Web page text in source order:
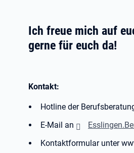
Ich freue mich auf
gerne für euch da!
Kontakt:
Hotline der
E-Mail an
Kontaktformular unter